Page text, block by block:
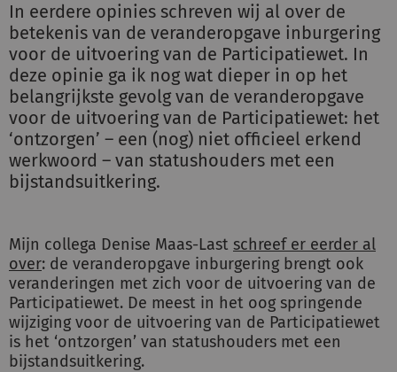
In eerdere opinies schreven wij al over de
betekenis van de veranderopgave inburgering
voor de uitvoering van de Participatiewet. In
deze opinie ga ik nog wat dieper in op het
belangrijkste gevolg van de veranderopgave
voor de uitvoering van de Participatiewet: het
‘ontzorgen’ – een (nog) niet officieel erkend
werkwoord – van statushouders met een
bijstandsuitkering.
Mijn collega Denise Maas-Last schreef er eerder al
over: de veranderopgave inburgering brengt ook
veranderingen met zich voor de uitvoering van de
Participatiewet. De meest in het oog springende
wijziging voor de uitvoering van de Participatiewet
is het ‘ontzorgen’ van statushouders met een
bijstandsuitkering.